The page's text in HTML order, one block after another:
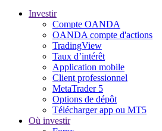
Investir
Compte OANDA
OANDA compte d'actions
TradingView
Taux d’intérêt
Application mobile
Client professionnel
MetaTrader 5
Options de dépôt
Télécharger app ou MT5
Où investir